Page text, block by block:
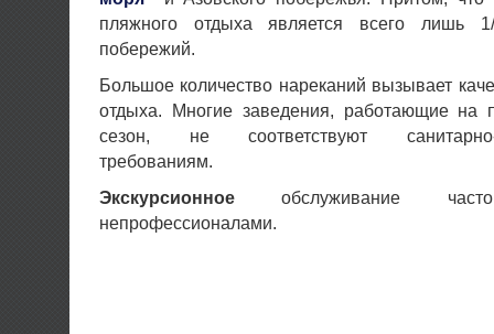
пляжного отдыха является всего лишь
побережий.
Большое количество нареканий вызывает
отдыха. Многие заведения, работающие на
сезон, не соответствуют санитарно-
требованиям.
Экскурсионное обслуживание часто
непрофессионалами.